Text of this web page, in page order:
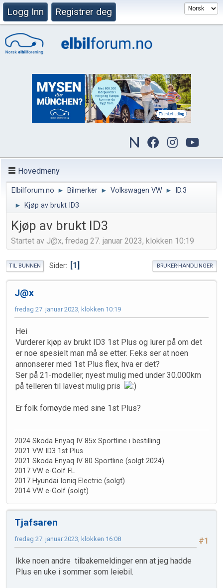
Logg Inn Registrer deg
Hovedmeny
Elbilforum.no ► Bilmerker ► Volkswagen VW ►
ID.3
►
Kjøp av brukt ID3
Kjøp av brukt ID3
Startet av J@x, fredag 27. januar 2023, klokken 10:19
TIL BUNNEN Sider 1 BRUKER-HANDLINGER
J@x
fredag 27. januar 2023, klokken 10:19
Hei
Vurderer kjøp av brukt ID3 1st Plus og lurer på om det
er noe spesielt man må se etter. F.eks ser at noen
annonserer med 1st Plus flex, hva er det?
Ser på 21-modeller, nyest mulig med under 30.000km
på telleren til lavest mulig pris
Er folk fornøyde med sine 1st Plus?
2024 Skoda Enyaq IV 85x Sportline i bestilling
2021 VW ID3 1st Plus
2021 Skoda Enyaq IV 80 Sportline (solgt 2024)
2017 VW e-Golf FL
2017 Hyundai Ioniq Electric (solgt)
2014 VW e-Golf (solgt)
Tjafsaren
#1
fredag 27. januar 2023, klokken 16:08
Ikke noen andre tilbakemeldinger enn at jeg hadde
Plus en uke i sommer som leiebil.